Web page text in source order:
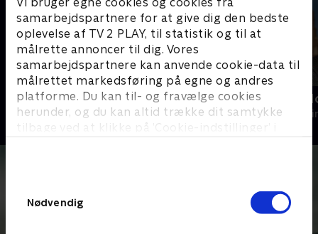
samarbejdspartnere for at give dig den bedste
oplevelse af TV 2 PLAY, til statistik og til at
målrette annoncer til dig. Vores
samarbejdspartnere kan anvende cookie-data til
målrettet markedsføring på egne og andres
platforme. Du kan til- og fravælge cookies
herunder, og du kan altid trække dit samtykke
tilbage ved at klikke på ’Cookie-indstillinger’ i
Nødvendig
En sag for Frost
Krimi & Spænding • 9 sæsoner
Inspector
Krimi &